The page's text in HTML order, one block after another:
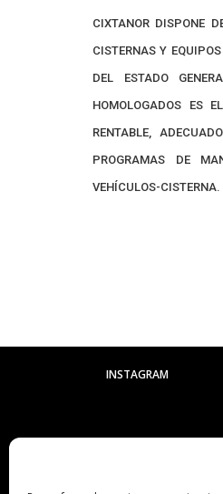
CIXTANOR DISPONE
CISTERNAS Y
DEL ESTADO
HOMOLOGADOS ES
RENTABLE,
PROGRAMAS DE
VEHÍCULOS-CISTERNA.
INSTAGRAM